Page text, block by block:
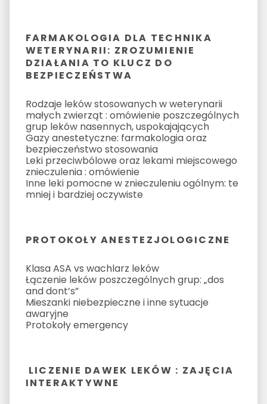
FARMAKOLOGIA DLA TECHNIKA
WETERYNARII: ZROZUMIENIE
DZIAŁANIA TO KLUCZ DO
BEZPIECZEŃSTWA
Rodzaje leków stosowanych w weterynarii
małych zwierząt : omówienie poszczególnych
grup leków nasennych, uspokajających
Gazy anestetyczne: farmakologia oraz
bezpieczeństwo stosowania
Leki przeciwbólowe oraz lekami miejscowego
znieczulenia : omówienie
Inne leki pomocne w znieczuleniu ogólnym: te
mniej i bardziej oczywiste
PROTOKOŁY ANESTEZJOLOGICZNE
Klasa ASA vs wachlarz leków
Łączenie leków poszczególnych grup: „dos
and dont’s”
Mieszanki niebezpieczne i inne sytuacje
awaryjne
Protokoły emergency
LICZENIE DAWEK LEKÓW : ZAJĘCIA
INTERAKTYWNE